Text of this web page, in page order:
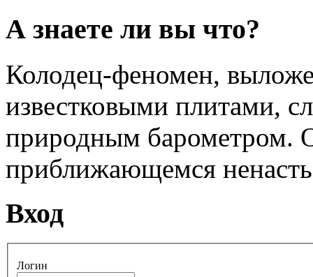
А знаете ли вы что?
Колодец-феномен,
известковыми плитами,
природным барометром.
приближающемся
Вход
Логин